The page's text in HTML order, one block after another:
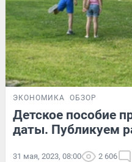
ЭКОНОМИКА ОБЗОР
Детское пособие
даты. Публикуем
31 мая, 2023, 08:00 2 606